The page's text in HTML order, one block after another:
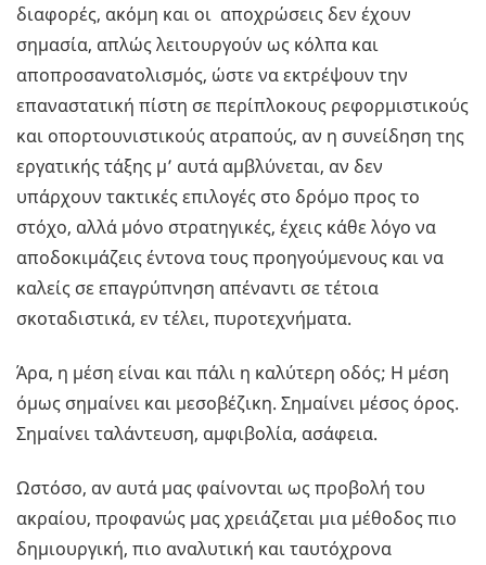
διαφορές, ακόμη και οι αποχρώσεις δεν έχουν
σημασία, απλώς λειτουργούν ως κόλπα και
αποπροσανατολισμός, ώστε να εκτρέψουν την
επαναστατική πίστη σε περίπλοκους ρεφορμιστικούς
και οπορτουνιστικούς ατραπούς, αν η συνείδηση της
εργατικής τάξης μ’ αυτά αμβλύνεται, αν δεν
υπάρχουν τακτικές επιλογές στο δρόμο προς το
στόχο, αλλά μόνο στρατηγικές, έχεις κάθε λόγο να
αποδοκιμάζεις έντονα τους προηγούμενους και να
καλείς σε επαγρύπνηση απέναντι σε τέτοια
σκοταδιστικά, εν τέλει, πυροτεχνήματα.
Άρα, η μέση είναι και πάλι η καλύτερη οδός; Η μέση
όμως σημαίνει και μεσοβέζικη. Σημαίνει μέσος όρος.
Σημαίνει ταλάντευση, αμφιβολία, ασάφεια.
Ωστόσο, αν αυτά μας φαίνονται ως προβολή του
ακραίου, προφανώς μας χρειάζεται μια μέθοδος πιο
δημιουργική, πιο αναλυτική και ταυτόχρονα